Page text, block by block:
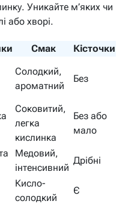
Уникайте м’яких чи
або хворі.
Смак Кісточки
Солодкий,
ароматний
Без
Соковитий,
легка
кислинка
Без або
мало
Медовий,
інтенсивний
Дрібні
Кисло-
солодкий
Є